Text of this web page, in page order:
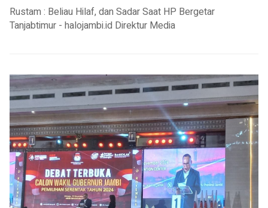
Rustam : Beliau Hilaf, dan Sadar Saat HP Bergetar
Tanjabtimur - halojambi.id Direktur Media